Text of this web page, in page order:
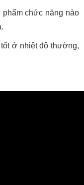
chức năng nào
ở nhiệt độ thường,